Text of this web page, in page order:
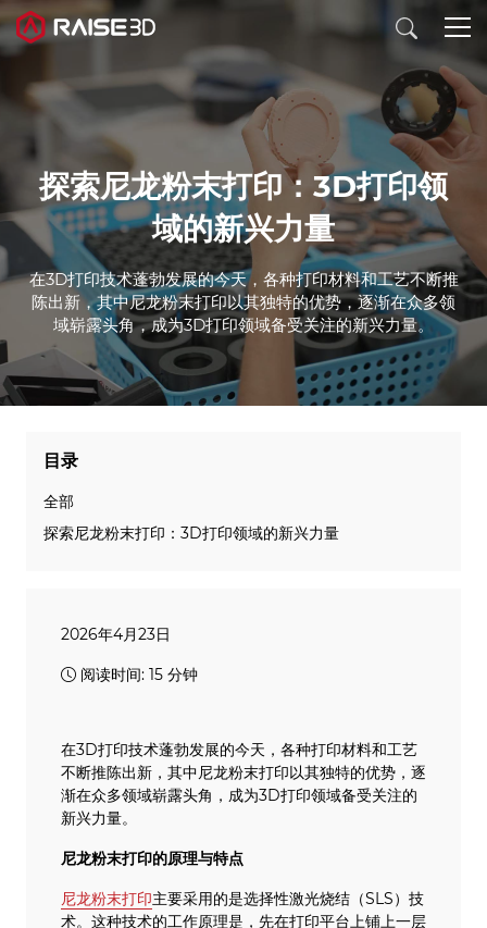
3D打印机
软件
材料
行业应用
发现
探索尼龙粉末打印：3D打印领
域的新兴力量
在3D打印技术蓬勃发展的今天，各种打印材料和工艺不断推
陈出新，其中尼龙粉末打印以其独特的优势，逐渐在众多领
域崭露头角，成为3D打印领域备受关注的新兴力量。
目录
全部
探索尼龙粉末打印：3D打印领域的新兴力量
2026年4月23日
阅读时间: 15 分钟
在3D打印技术蓬勃发展的今天，各种打印材料和工艺
不断推陈出新，其中尼龙粉末打印以其独特的优势，逐
渐在众多领域崭露头角，成为3D打印领域备受关注的
新兴力量。
尼龙粉末打印的原理与特点
尼龙粉末打印主要采用的是选择性激光烧结（SLS）技
术。这种技术的工作原理是，先在打印平台上铺上一层